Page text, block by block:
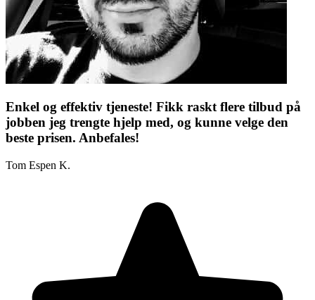
Enkel og effektiv tjeneste! Fikk raskt flere tilbud på
jobben jeg trengte hjelp med, og kunne velge den
beste prisen. Anbefales!
Tom Espen K.